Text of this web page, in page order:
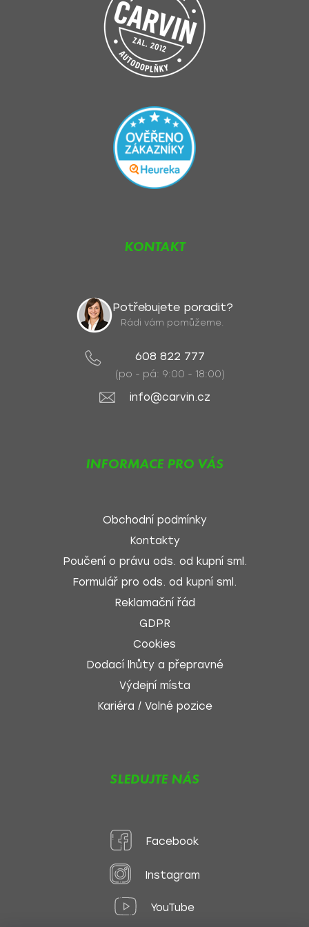
KONTAKT
Potřebujete poradit?
Rádi vám pomůžeme.
608 822 777
(po - pá: 9:00 - 18:00)
info@carvin.cz
INFORMACE PRO VÁS
Obchodní podmínky
Kontakty
Poučení o právu ods. od kupní sml.
Formulář pro ods. od kupní sml.
Reklamační řád
GDPR
Cookies
Dodací lhůty a přepravné
Výdejní místa
Kariéra / Volné pozice
SLEDUJTE NÁS
Facebook
Instagram
YouTube